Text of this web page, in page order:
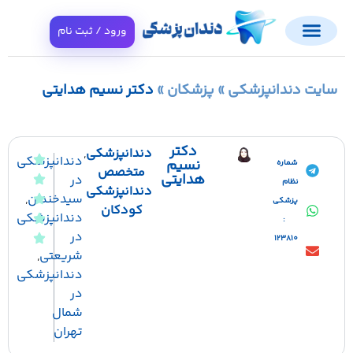
ورود / ثبت نام
دندانپزشکی»پزشکان»دکتر نسیم هدایتی
شماره
پزشکی
123810
دکتر
نسیم
هدایتی
دندانپزشکی,
متخصص
دندانپزشکی
کودکان
دندانپزشکی
در
سیدخندان,
دندانپزشکی
شریعتی,
دندانپزشکی
شمال
تهران